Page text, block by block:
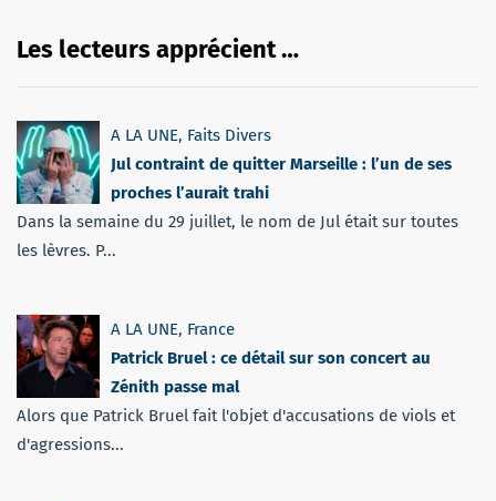
Les lecteurs apprécient …
A LA UNE, Faits Divers
Jul contraint de quitter Marseille : l’un de ses
proches l’aurait trahi
Dans la semaine du 29 juillet, le nom de Jul était sur toutes
les lèvres. P...
A LA UNE, France
Patrick Bruel : ce détail sur son concert au
Zénith passe mal
Alors que Patrick Bruel fait l'objet d'accusations de viols et
d'agressions...